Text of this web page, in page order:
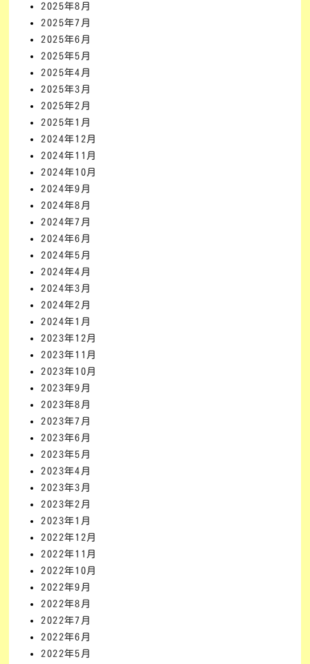
2025年8月
2025年7月
2025年6月
2025年5月
2025年4月
2025年3月
2025年2月
2025年1月
2024年12月
2024年11月
2024年10月
2024年9月
2024年8月
2024年7月
2024年6月
2024年5月
2024年4月
2024年3月
2024年2月
2024年1月
2023年12月
2023年11月
2023年10月
2023年9月
2023年8月
2023年7月
2023年6月
2023年5月
2023年4月
2023年3月
2023年2月
2023年1月
2022年12月
2022年11月
2022年10月
2022年9月
2022年8月
2022年7月
2022年6月
2022年5月